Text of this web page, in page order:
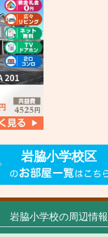
岩脇小学校区
岩脇小学校の周辺情報